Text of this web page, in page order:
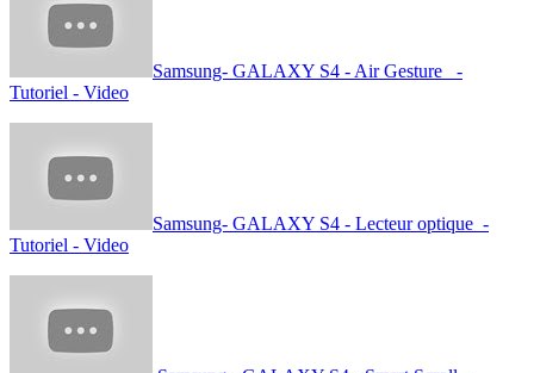
Samsung Galaxy Gear - Tutoriel Appels et Messages
Samsung-GALAXY-S4-Air-View-Tutoriel-
Video